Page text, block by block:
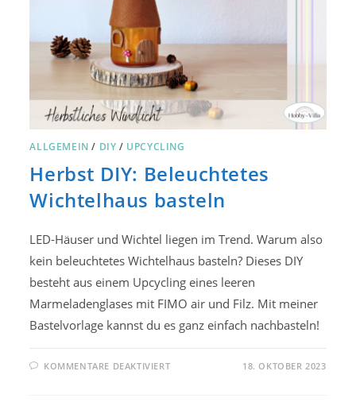
ALLGEMEIN / DIY / UPCYCLING
Herbst DIY: Beleuchtetes
Wichtelhaus basteln
LED-Häuser und Wichtel liegen im Trend. Warum also
kein beleuchtetes Wichtelhaus basteln? Dieses DIY
besteht aus einem Upcycling eines leeren
Marmeladenglases mit FIMO air und Filz. Mit meiner
Bastelvorlage kannst du es ganz einfach nachbasteln!
KOMMENTARE DEAKTIVIERTFÜR 18. OKTOBER 2023